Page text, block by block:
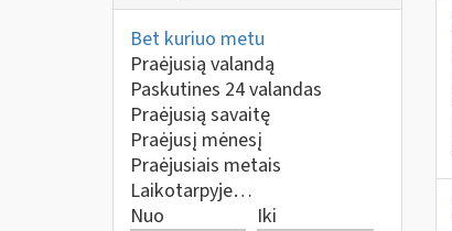
Bet kuriuo metu
Praėjusią valandą
Paskutines 24 valandas
Praėjusią savaitę
Praėjusį mėnesį
Praėjusiais metais
Laikotarpyje…
Nuo
Iki